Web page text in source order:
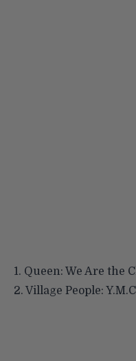
1. Queen: We Are the
2. Village People: